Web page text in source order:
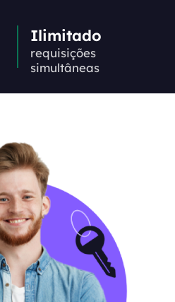
Ilimitado
requisições
simultâneas